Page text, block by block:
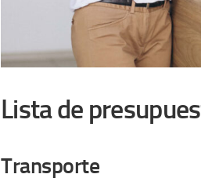
Lista de
Transporte